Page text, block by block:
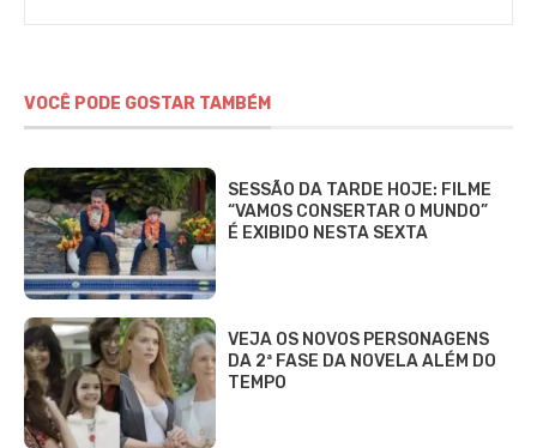
VOCÊ PODE GOSTAR TAMBÉM
SESSÃO DA TARDE HOJE: FILME
“VAMOS CONSERTAR O MUNDO”
É EXIBIDO NESTA SEXTA
VEJA OS NOVOS PERSONAGENS
DA 2ª FASE DA NOVELA ALÉM DO
TEMPO